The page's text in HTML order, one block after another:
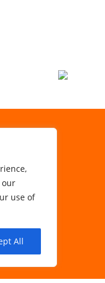
our
use of
All